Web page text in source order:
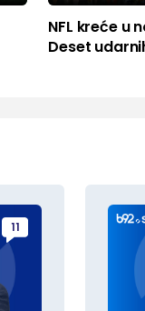
NFL kreće u
Deset
11